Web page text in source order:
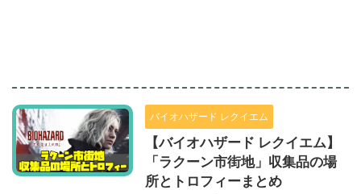
バイオハザード レクイエム
【バイオハザード レクイエム】
「ラクーン市街地」収集品の場
所とトロフィーまとめ